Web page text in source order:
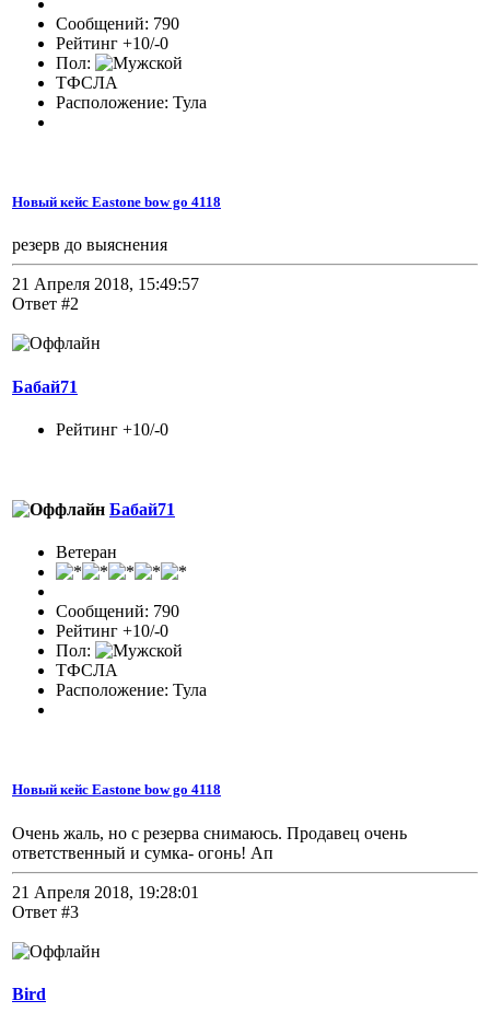
Сообщений: 790
Рейтинг +10/-0
Пол:
ТФСЛА
Расположение: Тула
Новый кейс Eastone bow go 4118
резерв до выяснения
21 Апреля 2018, 15:49:57
Ответ #2
Бабай71
Рейтинг +10/-0
Бабай71
Ветеран
Сообщений: 790
Рейтинг +10/-0
Пол:
ТФСЛА
Расположение: Тула
Новый кейс Eastone bow go 4118
Очень жаль, но с резерва снимаюсь. Продавец очень
ответственный и сумка- огонь! Ап
21 Апреля 2018, 19:28:01
Ответ #3
Bird